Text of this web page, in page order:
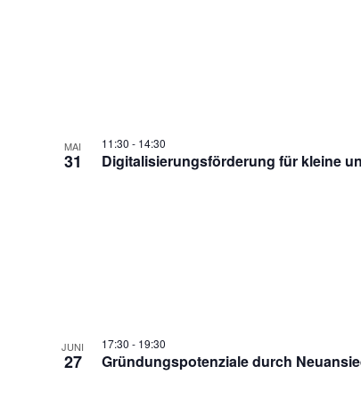
MAI
31
11:30 - 14:30
Digitalisierungsförderung für kleine
JUNI
27
17:30 - 19:30
Gründungspotenziale durch